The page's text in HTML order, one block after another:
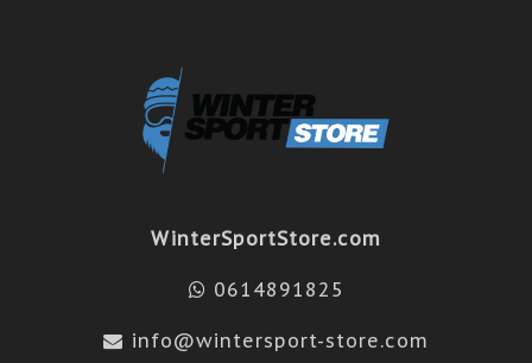
WinterSportStore.com
0614891825
info@wintersport-store.com